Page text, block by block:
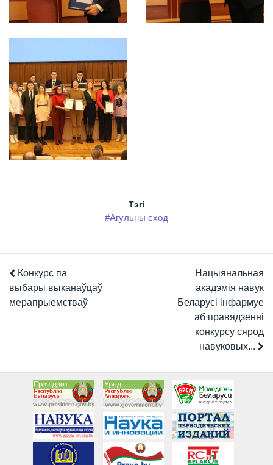
Тэгi
#Агульны сход
Конкурс па
выбары выканаўцаў
мерапрыемстваў
Нацыянальная
акадэмія навук
Беларусі інфармуе
аб правядзенні
конкурсу сярод
навуковых...